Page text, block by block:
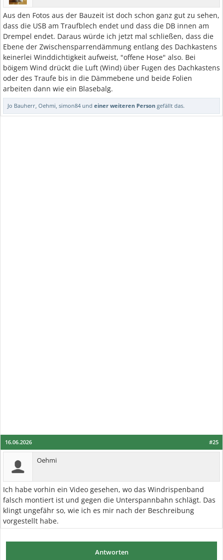
Aus den Fotos aus der Bauzeit ist doch schon ganz gut zu sehen,
dass die USB am Traufblech endet und dass die DB innen am
Drempel endet. Daraus würde ich jetzt mal schließen, dass die
Ebene der Zwischensparrendämmung entlang des Dachkastens
keinerlei Winddichtigkeit aufweist, "offene Hose" also. Bei
böigem Wind drückt die Luft (Wind) über Fugen des Dachkastens
oder des Traufe bis in die Dämmebene und beide Folien
arbeiten dann wie ein Blasebalg.
Jo Bauherr, Oehmi, simon84 und einer weiteren Person gefällt das.
#25
16.06.2026
Oehmi
Ich habe vorhin ein Video gesehen, wo das Windrispenband
falsch montiert ist und gegen die Unterspannbahn schlägt. Das
klingt ungefähr so, wie ich es mir nach der Beschreibung
vorgestellt habe.
Antworten